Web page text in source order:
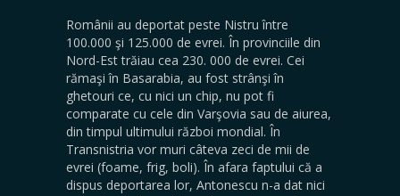
Românii au deportat peste Nistru între
100.000 şi 125.000 de evrei. În provinciile din
Nord-Est trăiau cea 230. 000 de evrei. Cei
rămaşi în Basarabia, au fost strânşi în
ghetouri ce, cu nici un chip, nu pot fi
comparate cu cele din Varşovia sau de aiurea,
din timpul ultimului război mondial. În
Transnistria vor muri câteva zeci de mii de
evrei (foame, frig, boli). În afara faptului că a
dispus deportarea lor, Antonescu n-a dat nici